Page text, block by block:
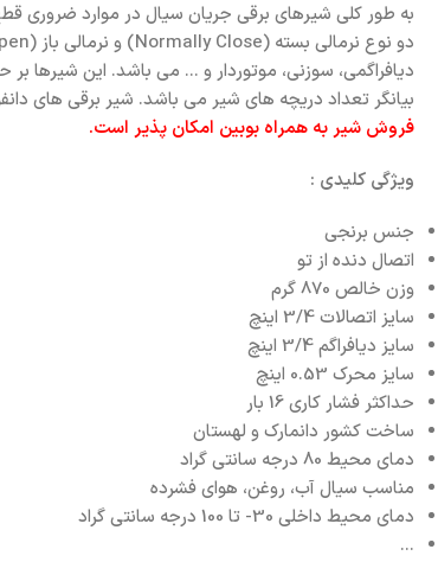
به طور کلی شیرهای برقی جریان سیال در موارد ضروری
دیافراگمی، سوزنی، موتوردار و ... می باشد. این شیرها
بیانگر تعداد دریچه های شیر می باشد. شیر برقی های
فروش شیر به همراه بوبین امکان پذیر است.
ویژگی کلیدی :
جنس برنجی
اتصال دنده از تو
وزن خالص 870 گرم
سایز اتصالات 3/4 اینچ
سایز دیافراگم 3/4 اینچ
سایز محرک 0.53 اینچ
حداکثر فشار کاری 16 بار
ساخت کشور دانمارک و لهستان
دمای محیط 80 درجه سانتی گراد
مناسب سیال آب، روغن، هوای فشرده
دمای محیط داخلی 30- تا 100 درجه سانتی گراد
...